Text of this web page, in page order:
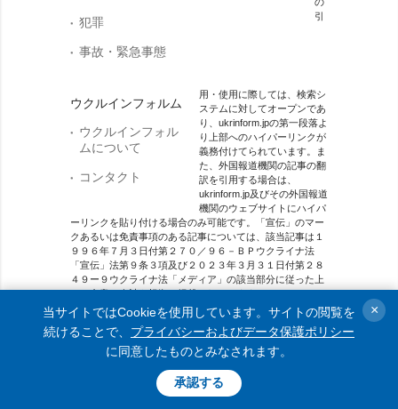
犯罪
事故・緊急事態
ウクルインフォルム
ウクルインフォル
ムについて
コンタクト
引
用・使用に際しては、検索シ
ステムに対してオープンであ
り、ukrinform.jpの第一段落よ
り上部へのハイパーリンクが
義務付けてられています。ま
た、外国報道機関の記事の翻
訳を引用する場合は、
ukrinform.jp及びその外国報道
機関のウェブサイトにハイパ
ーリンクを貼り付ける場合のみ可能です。「宣伝」のマー
クあるいは免責事項のある記事については、該当記事は１
９９６年７月３日付第２７０／９６－ＢＰウクライナ法
「宣伝」法第９条３項及び２０２３年３月３１日付第２８
４９ー９ウクライナ法「メディア」の該当部分に従った上
で、合意／会計を根拠に掲載されています。
オンラインメディア主体 メディア識別番号：R40-01421.
© 2015-2026 Ukrinform. All rights reserved.
当サイトではCookieを使用しています。サイトの閲覧を
続けることで、 プライバシーおよびデータ保護ポリシー
に同意したものとみなされます。
承認する
×